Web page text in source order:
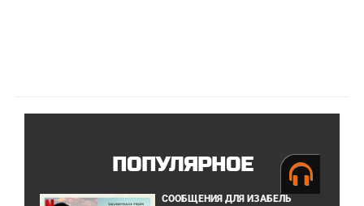
ПОПУЛЯРНОЕ
СООБЩЕНИЯ ДЛЯ ИЗАБЕЛЬ